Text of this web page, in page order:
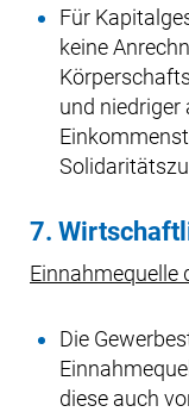
Für
keine
und niedriger
7.
Einnahmequelle
Die
diese auch